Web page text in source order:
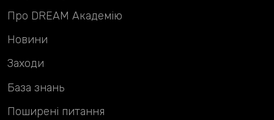
Про DREAM Академію
Новини
Заходи
База знань
Поширені питання